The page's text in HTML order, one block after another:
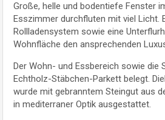
Große, helle und bodentiefe Fenster
Esszimmer durchfluten mit viel Licht.
Rollladensystem sowie eine
Wohnfläche den ansprechenden
Der Wohn- und Essbereich sowie die
Echtholz-Stäbchen-Parkett belegt.
wurde mit gebranntem Steingut aus
in mediterraner Optik ausgestattet.